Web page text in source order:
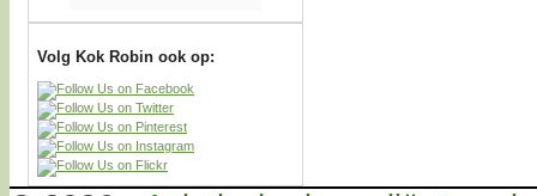
Volg Kok Robin ook op: